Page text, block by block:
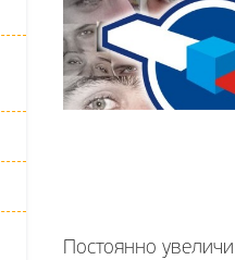
Постоянно